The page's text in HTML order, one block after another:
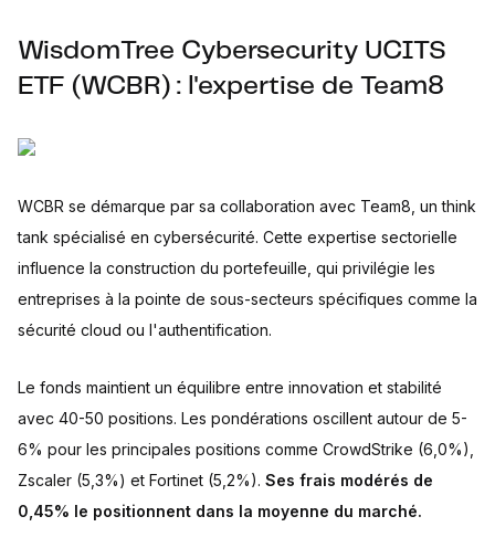
WisdomTree Cybersecurity UCITS
ETF (WCBR) : l'expertise de Team8
WCBR se démarque par sa collaboration avec Team8, un think
tank spécialisé en cybersécurité. Cette expertise sectorielle
influence la construction du portefeuille, qui privilégie les
entreprises à la pointe de sous-secteurs spécifiques comme la
sécurité cloud ou l'authentification.
Le fonds maintient un équilibre entre innovation et stabilité
avec 40-50 positions. Les pondérations oscillent autour de 5-
6% pour les principales positions comme CrowdStrike (6,0%),
Zscaler (5,3%) et Fortinet (5,2%). Ses frais modérés de
0,45% le positionnent dans la moyenne du marché.